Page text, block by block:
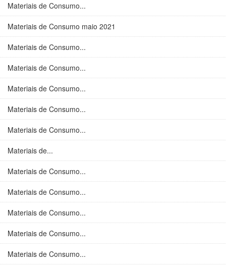
Materiais de Consumo...
Materiais de Consumo maio 2021
Materiais de Consumo...
Materiais de Consumo...
Materiais de Consumo...
Materiais de Consumo...
Materiais de Consumo...
Materiais de...
Materiais de Consumo...
Materiais de Consumo...
Materiais de Consumo...
Materiais de Consumo...
Materiais de Consumo...